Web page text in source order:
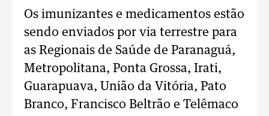
Os imunizantes e medicamentos estão
sendo enviados por via terrestre para
as Regionais de Saúde de Paranaguá,
Metropolitana, Ponta Grossa, Irati,
Guarapuava, União da Vitória, Pato
Branco, Francisco Beltrão e Telêmaco